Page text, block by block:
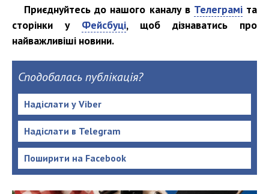
Приєднуйтесь до нашого каналу в Телеграміта
сторінки у Фейсбуці, щоб дізнаватись про
найважливіші новини.
Сподобалась публікація?
Надіслати у Viber
Надіслати в Telegram
Поширити на Facebook